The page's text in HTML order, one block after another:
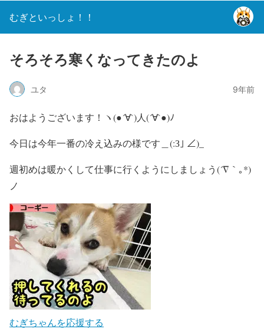
むぎといっしょ！！
そろそろ寒くなってきたのよ
ユタ 9年前
おはようございます！ヽ(●´∀`)人(´∀`●)ﾉ
今日は今年一番の冷え込みの様です＿(:З｣ ∠)_
週初めは暖かくして仕事に行くようにしましょう(´∇｀｡*)
ノ
むぎちゃんを応援する